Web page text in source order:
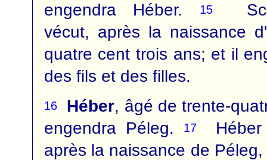
engendra Héber.
15
vécut, après la naissance
quatre cent trois ans; et il
des fils et des filles.
16 Héber, âgé de trente-
engendra Péleg.
17Héber
après la naissance de